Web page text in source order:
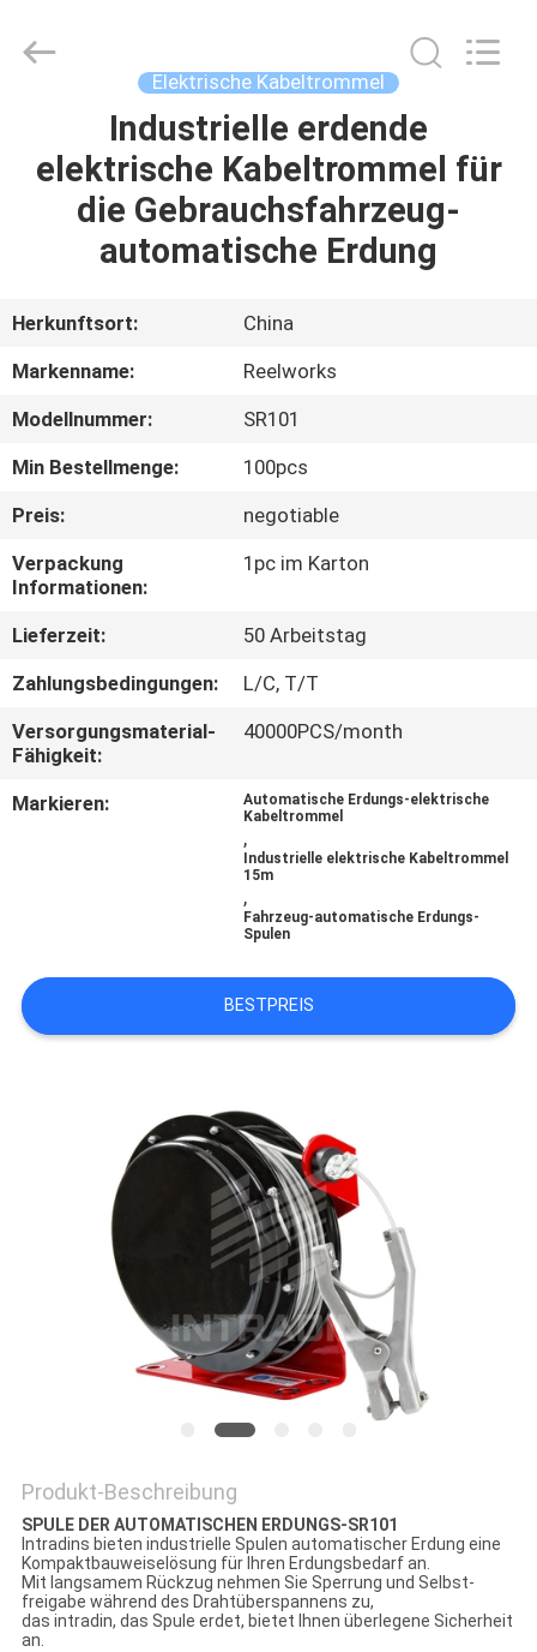
PRODUKTE
ÜBER
FABRIK-
TOUR
QUALITÄTSKONTROLLE
KONTAKTIERE
NACHRICHTEN
ANGEBOT
AN
PRIVACY
POLICY
Elektrische Kabeltrommel
Industrielle erdende
elektrische Kabeltrommel für
die Gebrauchsfahrzeug-
automatische Erdung
Herkunftsort:
China
Markenname:
Reelworks
Modellnummer:
SR101
Min Bestellmenge:
100pcs
Preis:
negotiable
Verpackung
Informationen:
1pc im Karton
Lieferzeit:
50 Arbeitstag
Zahlungsbedingungen:
L/C, T/T
Versorgungsmaterial-
Fähigkeit:
40000PCS/month
Markieren:
Automatische Erdungs-elektrische
Kabeltrommel
,
Industrielle elektrische Kabeltrommel
15m
,
Fahrzeug-automatische Erdungs-
Spulen
BESTPREIS
Produkt-Beschreibung
SPULE DER AUTOMATISCHEN ERDUNGS-SR101
Intradins bieten industrielle Spulen automatischer Erdung eine
Kompaktbauweiselösung für Ihren Erdungsbedarf an.
Mit langsamem Rückzug nehmen Sie Sperrung und Selbst-
freigabe während des Drahtüberspannens zu,
das intradin, das Spule erdet, bietet Ihnen überlegene Sicherheit
an.